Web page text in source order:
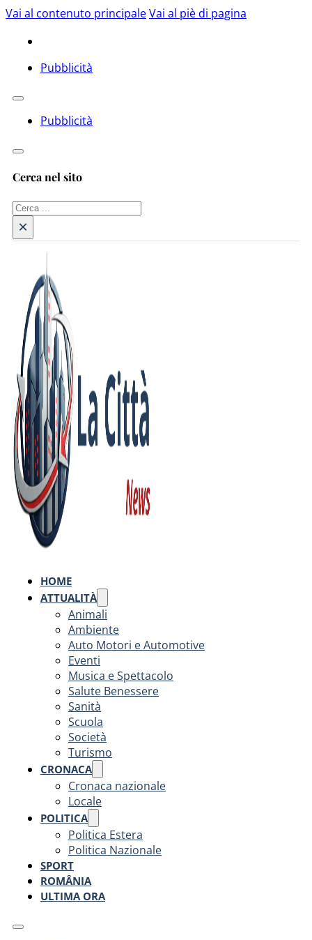
Vai al contenuto principaleVai al piè di pagina
Pubblicità
Pubblicità
Cerca nel sito
Cerca
×
HOME
ATTUALITÀ
Animali
Ambiente
Auto Motori e Automotive
Eventi
Musica e Spettacolo
Salute Benessere
Sanità
Scuola
Società
Turismo
CRONACA
Cronaca nazionale
Locale
POLITICA
Politica Estera
Politica Nazionale
SPORT
ROMÂNIA
ULTIMA ORA